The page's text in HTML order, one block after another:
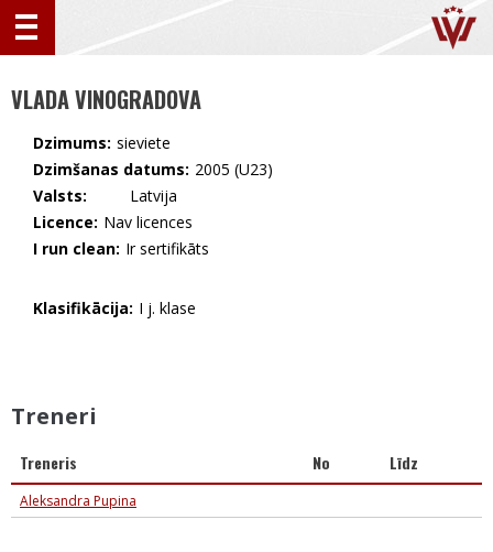
VLADA VINOGRADOVA
Dzimums: sieviete
Dzimšanas datums: 2005 (U23)
Valsts:
🇱🇻 Latvija
Licence: Nav licences
I run clean: Ir sertifikāts
Klasifikācija: I j. klase
Treneri
Treneris No Līdz
Aleksandra Pupina